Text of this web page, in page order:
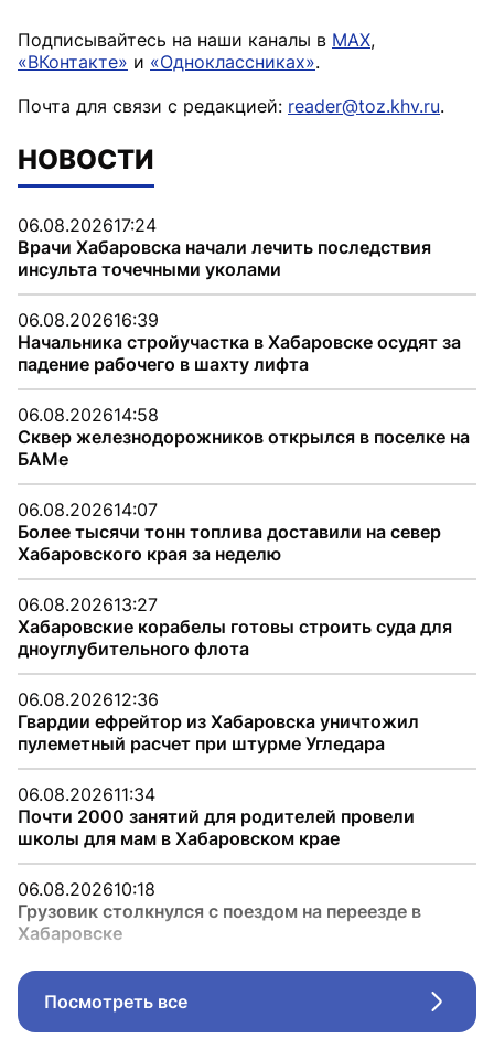
Подписывайтесь на наши каналы в MAX,
«ВКонтакте» и «Одноклассниках».
Почта для связи с редакцией: reader@toz.khv.ru.
НОВОСТИ
06.08.202617:24
Врачи Хабаровска начали лечить последствия
инсульта точечными уколами
06.08.202616:39
Начальника стройучастка в Хабаровске осудят за
падение рабочего в шахту лифта
06.08.202614:58
Сквер железнодорожников открылся в поселке на
БАМе
06.08.202614:07
Более тысячи тонн топлива доставили на север
Хабаровского края за неделю
06.08.202613:27
Хабаровские корабелы готовы строить суда для
дноуглубительного флота
06.08.202612:36
Гвардии ефрейтор из Хабаровска уничтожил
пулеметный расчет при штурме Угледара
06.08.202611:34
Почти 2000 занятий для родителей провели
школы для мам в Хабаровском крае
06.08.202610:18
Грузовик столкнулся с поездом на переезде в
Хабаровске
Посмотреть все